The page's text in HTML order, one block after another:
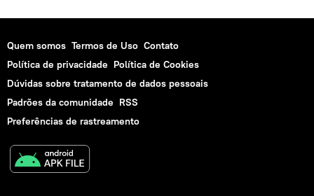
Quem somos Termos de Uso Contato
Política de privacidade Política de Cookies
Dúvidas sobre tratamento de dados pessoais
Padrões da comunidade RSS
Preferências de rastreamento